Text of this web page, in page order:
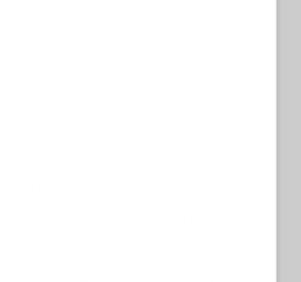
Se il CENTCOM decidesse di
inasprendo ulteriormente la
dell’IRGC sarebbe un colpo
completamente le risorse aeree
vogliono moderazione – Cina,
per fermare la strada di ritorno alla